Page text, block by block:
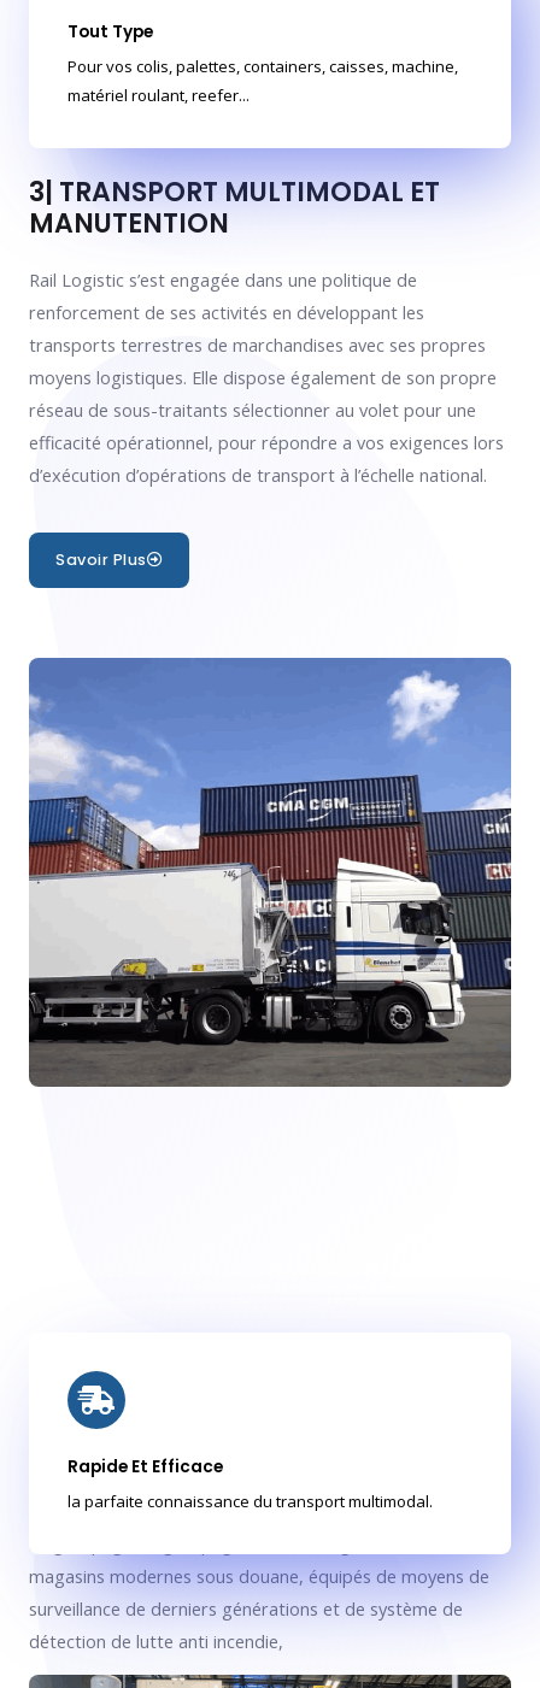
Tout Type
Pour vos colis, palettes, containers, caisses, machine,
matériel roulant, reefer...
3
3| TRANSPORT MULTIMODAL ET
MANUTENTION
Rail Logistic s’est engagée dans une politique de
renforcement de ses activités en développant les
transports terrestres de marchandises avec ses propres
moyens logistiques. Elle dispose également de son propre
réseau de sous-traitants sélectionner au volet pour une
efficacité opérationnel, pour répondre a vos exigences lors
d’exécution d’opérations de transport à l’échelle national.
Savoir Plus
Rapide Et Efficace
la parfaite connaissance du transport multimodal.
4| GESTION DE STOCK
magasins modernes sous douane, équipés de moyens de
surveillance de derniers générations et de système de
détection de lutte anti incendie,